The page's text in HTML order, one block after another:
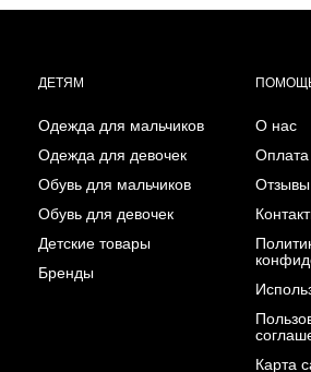
ДЕТЯМ
Одежда для мальчиков
Одежда для девочек
Обувь для мальчиков
Обувь для девочек
Детские товары
Бренды
О нас
Оплата
Отзывы
Карта